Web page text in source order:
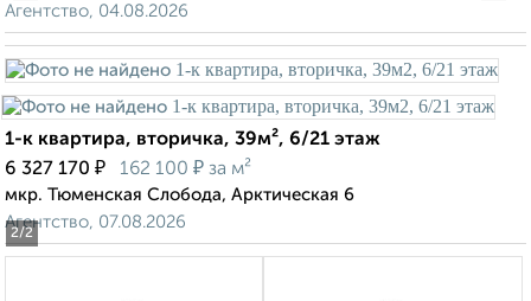
Агентство, 04.08.2026
2/2
1-к квартира, вторичка, 39м², 6/21 этаж
6 327 170 ₽ 162 100 ₽ за м²
мкр. Тюменская Слобода, Арктическая 6
Агентство, 07.08.2026